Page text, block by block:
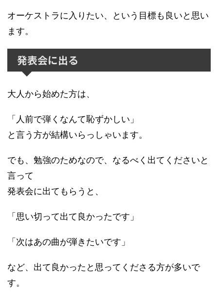
オーケストラに入りたい、という目標も良いと思い
ます。
発表会に出る
大人から始めた方は、
「人前で弾くなんて恥ずかしい」
と言う方が結構いらっしゃいます。
でも、勉強のためなので、なるべく出てくださいと
言って
発表会に出てもらうと、
「思い切って出て良かったです」
「次はあの曲が弾きたいです」
など、出て良かったと思ってくださる方が多いで
す。